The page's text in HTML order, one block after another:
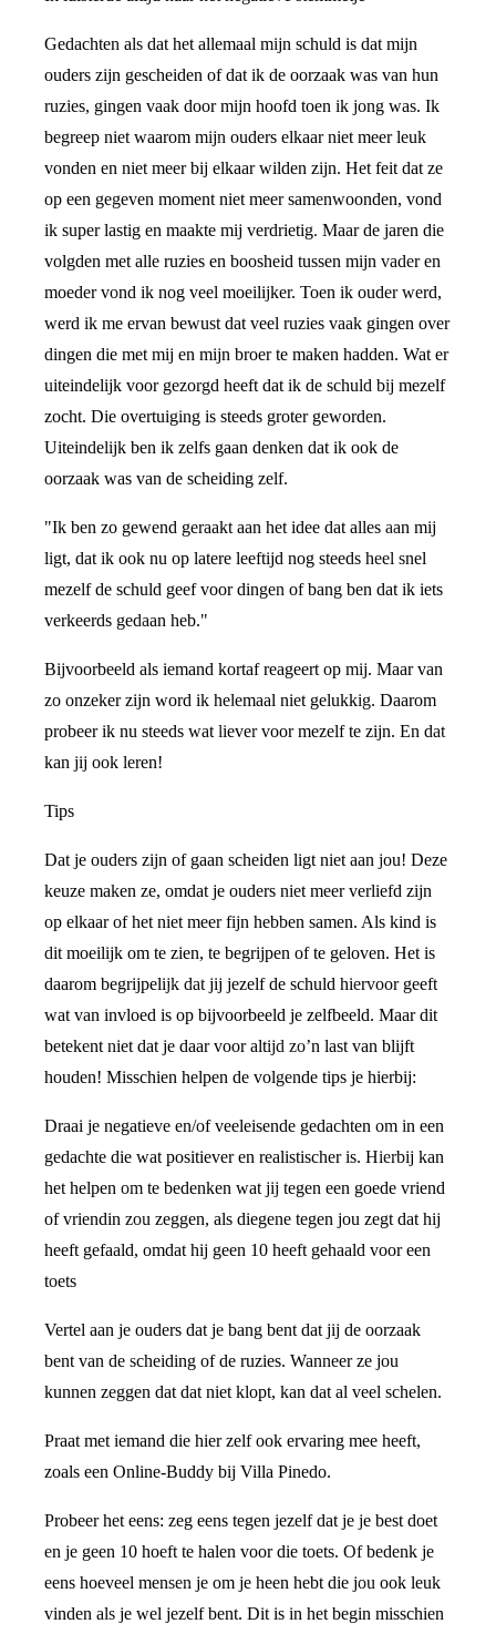
Gedachten als dat het allemaal mijn schuld is dat mijn
ouders zijn gescheiden of dat ik de oorzaak was van hun
ruzies, gingen vaak door mijn hoofd toen ik jong was. Ik
begreep niet waarom mijn ouders elkaar niet meer leuk
vonden en niet meer bij elkaar wilden zijn. Het feit dat ze
op een gegeven moment niet meer samenwoonden, vond
ik super lastig en maakte mij verdrietig. Maar de jaren die
volgden met alle ruzies en boosheid tussen mijn vader en
moeder vond ik nog veel moeilijker. Toen ik ouder werd,
werd ik me ervan bewust dat veel ruzies vaak gingen over
dingen die met mij en mijn broer te maken hadden. Wat er
uiteindelijk voor gezorgd heeft dat ik de schuld bij mezelf
zocht. Die overtuiging is steeds groter geworden.
Uiteindelijk ben ik zelfs gaan denken dat ik ook de
oorzaak was van de scheiding zelf.
"Ik ben zo gewend geraakt aan het idee dat alles aan mij
ligt, dat ik ook nu op latere leeftijd nog steeds heel snel
mezelf de schuld geef voor dingen of bang ben dat ik iets
verkeerds gedaan heb."
Bijvoorbeeld als iemand kortaf reageert op mij. Maar van
zo onzeker zijn word ik helemaal niet gelukkig. Daarom
probeer ik nu steeds wat liever voor mezelf te zijn. En dat
kan jij ook leren!
Tips
Dat je ouders zijn of gaan scheiden ligt niet aan jou! Deze
keuze maken ze, omdat je ouders niet meer verliefd zijn
op elkaar of het niet meer fijn hebben samen. Als kind is
dit moeilijk om te zien, te begrijpen of te geloven. Het is
daarom begrijpelijk dat jij jezelf de schuld hiervoor geeft
wat van invloed is op bijvoorbeeld je zelfbeeld. Maar dit
betekent niet dat je daar voor altijd zo’n last van blijft
houden! Misschien helpen de volgende tips je hierbij:
Draai je negatieve en/of veeleisende gedachten om in een
gedachte die wat positiever en realistischer is. Hierbij kan
het helpen om te bedenken wat jij tegen een goede vriend
of vriendin zou zeggen, als diegene tegen jou zegt dat hij
heeft gefaald, omdat hij geen 10 heeft gehaald voor een
toets
Vertel aan je ouders dat je bang bent dat jij de oorzaak
bent van de scheiding of de ruzies. Wanneer ze jou
kunnen zeggen dat dat niet klopt, kan dat al veel schelen.
Praat met iemand die hier zelf ook ervaring mee heeft,
zoals een Online-Buddy bij Villa Pinedo.
Probeer het eens: zeg eens tegen jezelf dat je je best doet
en je geen 10 hoeft te halen voor die toets. Of bedenk je
eens hoeveel mensen je om je heen hebt die jou ook leuk
vinden als je wel jezelf bent. Dit is in het begin misschien